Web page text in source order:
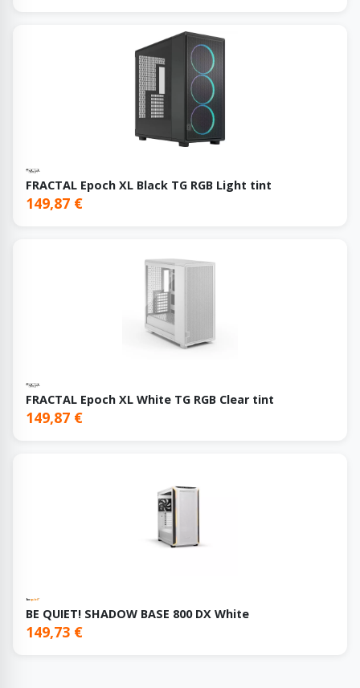
FRACTAL Epoch XL Black TG RGB Light tint
149,87 €
FRACTAL Epoch XL White TG RGB Clear tint
149,87 €
BE QUIET! SHADOW BASE 800 DX White
149,73 €